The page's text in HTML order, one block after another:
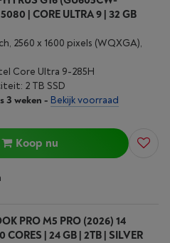
| CORE ULTRA 9 | 32 GB
2560 x 1600 pixels (WQXGA),
Core Ultra 9-285H
2 TB SSD
3 weken - Bekijk voorraad
Koop nu
PRO M5 PRO (2026) 14
CORES | 24 GB | 2TB | SILVER